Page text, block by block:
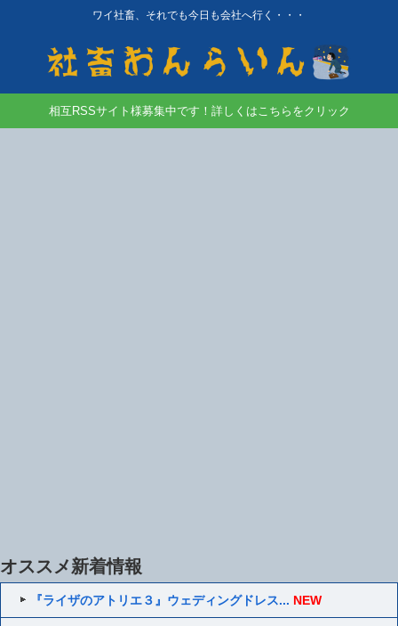
ワイ社畜、それでも今日も会社へ行く・・・
相互RSSサイト様募集中です！詳しくはこちらをクリック
オススメ新着情報
『ライザのアトリエ３』ウェディングドレス... NEW